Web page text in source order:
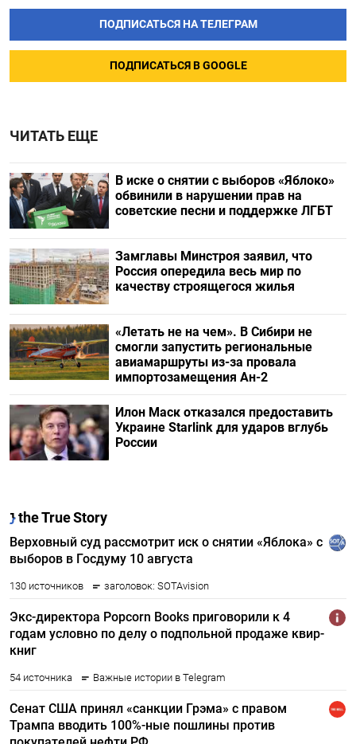
ПОДПИСАТЬСЯ НА ТЕЛЕГРАМ
ПОДПИСАТЬСЯ В GOOGLE
ЧИТАТЬ ЕЩЕ
В иске о снятии с выборов «Яблоко»
обвинили в нарушении прав на
советские песни и поддержке ЛГБТ
Замглавы Минстроя заявил, что
Россия опередила весь мир по
качеству строящегося жилья
«Летать не на чем». В Сибири не
смогли запустить региональные
авиамаршруты из-за провала
импортозамещения Ан-2
Илон Маск отказался предоставить
Украине Starlink для ударов вглубь
России